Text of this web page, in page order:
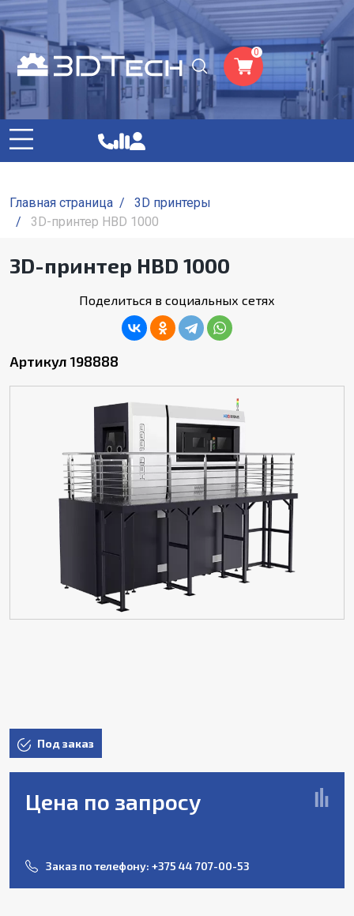
0
Главная страница /
3D принтеры
/
3D-принтер HBD 1000
3D-принтер HBD 1000
Поделиться в социальных сетях
Артикул 198888
Под заказ
Цена по запросу
Заказ по телефону: +375 44 707-00-53